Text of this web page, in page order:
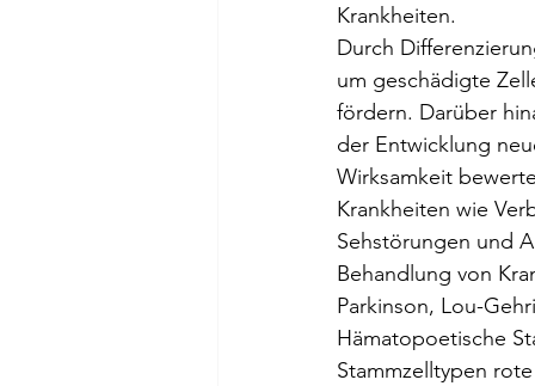
Krankheiten.
Durch
um geschädigte
fördern. Darüber
der Entwicklung
Wirksamkeit
Krankheiten wie
Sehstörungen und
Behandlung von
Parkinson, Lou-
Hämatopoetische
Stammzelltypen